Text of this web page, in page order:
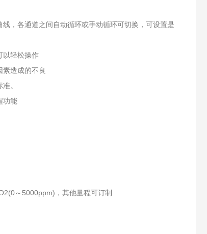
，各通道之间自动循环或手动循环可切换，可设置是
以轻松操作
素造成的不良
。
功能
～5000ppm)，其他量程可订制